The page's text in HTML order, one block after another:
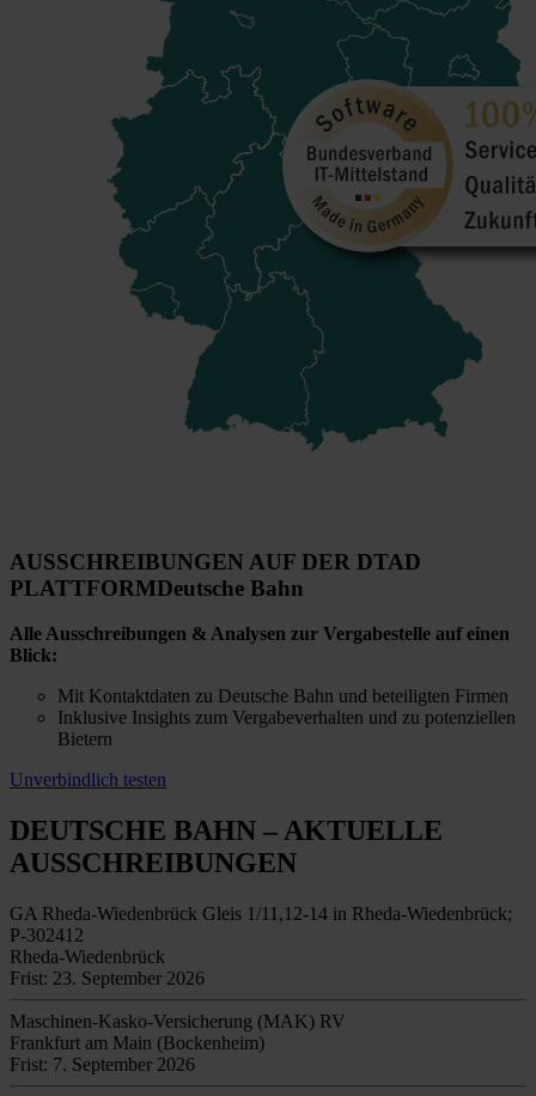
AUSSCHREIBUNGEN AUF DER DTAD
PLATTFORMDeutsche Bahn
Alle Ausschreibungen & Analysen zur Vergabestelle auf einen
Blick:
Mit Kontaktdaten zu Deutsche Bahn und beteiligten Firmen
Inklusive Insights zum Vergabeverhalten und zu potenziellen
Bietern
Unverbindlich testen
DEUTSCHE BAHN – AKTUELLE
AUSSCHREIBUNGEN
GA Rheda-Wiedenbrück Gleis 1/11,12-14 in Rheda-Wiedenbrück;
P-302412
Rheda-Wiedenbrück
Frist: 23. September 2026
Maschinen-Kasko-Versicherung (MAK) RV
Frankfurt am Main (Bockenheim)
Frist: 7. September 2026